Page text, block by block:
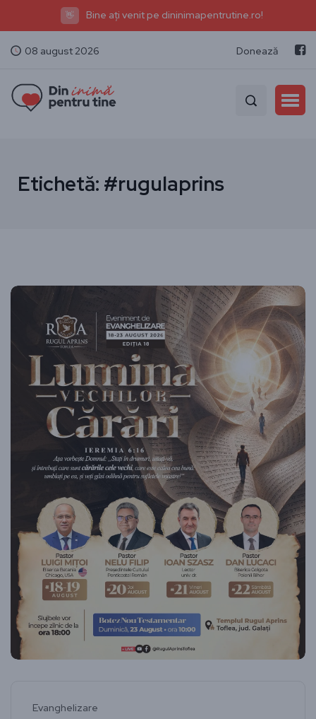
👋 Bine ați venit pe dininimapentrutine.ro!
08 august 2026 Donează
Etichetă: #rugulaprins
Evanghelizare